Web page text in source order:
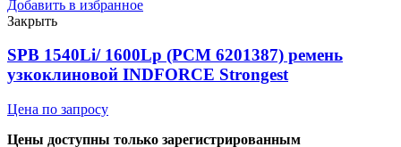
ремень
узкоклиновой
INDFORCE
Strongest
quantity
Добавить в избранное
Закрыть
SPB 1540Li/ 1600Lp (РСМ 6201387) ремень
узкоклиновой INDFORCE Strongest
Цена по запросу
Цены доступны только зарегистрированным